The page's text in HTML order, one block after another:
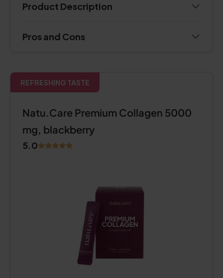
Product Description
Pros and Cons
REFRESHING TASTE
Natu.Care Premium Collagen 5000
mg, blackberry
5.0